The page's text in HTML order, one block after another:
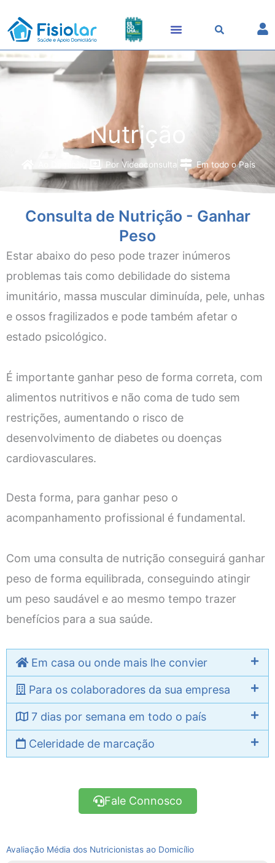
content
Nutrição
Por Videoconsulta Em todo o País
Consulta de Nutrição - Ganhar
Peso
Estar abaixo do peso pode trazer inúmeros
problemas tais como debilidade do sistema
imunitário, massa muscular diminuída, pele, unhas
e ossos fragilizados e pode também afetar o
estado psicológico.
É importante ganhar peso de forma correta, com
alimentos nutritivos e não coma de tudo sem
restrições, aumentando o risco de
desenvolvimento de diabetes ou doenças
cardiovasculares.
Desta forma, para ganhar peso o
acompanhamento profissional é fundamental.
Com uma consulta de nutrição conseguirá ganhar
peso de forma equilibrada, conseguindo atingir
um peso saudável e ao mesmo tempo trazer
benefícios para a sua saúde.
Em casa ou onde mais lhe convier
Para os colaboradores da sua empresa
7 dias por semana em todo o país
Celeridade de marcação
Fale Connosco
Avaliação Média dos Nutricionistas ao Domicílio